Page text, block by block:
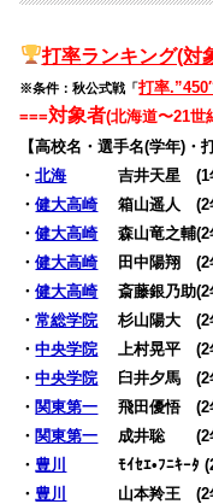
打率ランキング(対
※条件：秋公式戦「打率
===対象者(北海道〜21世
【高校名・選手名(学年)・
・北海 吉井天星 (1年)
・健大高崎箱山遥人 (2年
・健大高崎森山竜之輔(2
・健大高崎田中陽翔 (2年
・健大高崎斎藤銀乃助(2
・常総学院 杉山陽大 (2
・中央学院 上村晃平 (2
・中央学院 臼井夕馬 (2
・ 関東第一 飛田優悟 (2
・ 関東第一 成井聡 (2年
・ 豊川
ﾓｲｾｴ•ﾌﾆｷｰﾀ (2
・ 豊川
山本羚王 (2年)